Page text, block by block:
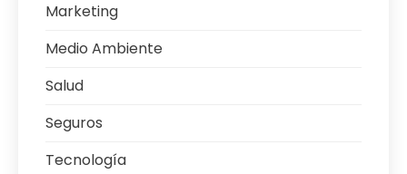
Marketing
Medio Ambiente
Salud
Seguros
Tecnología